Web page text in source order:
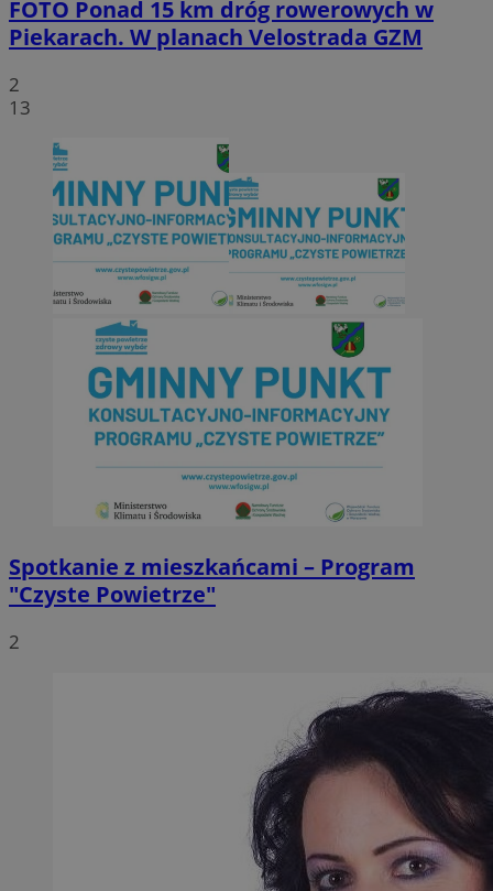
FOTO Ponad 15 km dróg rowerowych w
Piekarach. W planach Velostrada GZM
2
13
Spotkanie z mieszkańcami – Program
"Czyste Powietrze"
2